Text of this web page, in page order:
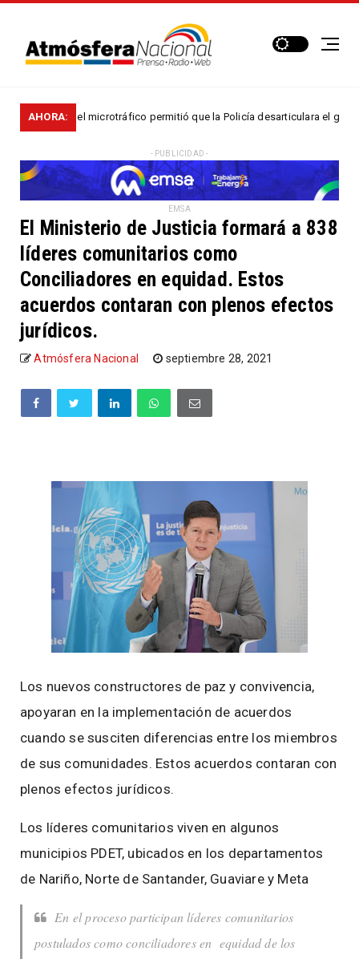
AHORA:
el microtráfico permitió que la Policía desarticulara el grupo
- PUBLICIDAD -
EMSA
El Ministerio de Justicia formará a 838
líderes comunitarios como
Conciliadores en equidad. Estos
acuerdos contaran con plenos efectos
jurídicos.
Atmósfera Nacional septiembre 28, 2021
Los nuevos constructores de paz y convivencia,
apoyaran en la implementación de acuerdos
cuando se susciten diferencias entre los miembros
de sus comunidades. Estos acuerdos contaran con
plenos efectos jurídicos.
Los líderes comunitarios viven en algunos
municipios PDET, ubicados en los departamentos
de Nariño, Norte de Santander, Guaviare y Meta
En el proceso participan líderes comunitarios
postulados como conciliadores en equidad de los